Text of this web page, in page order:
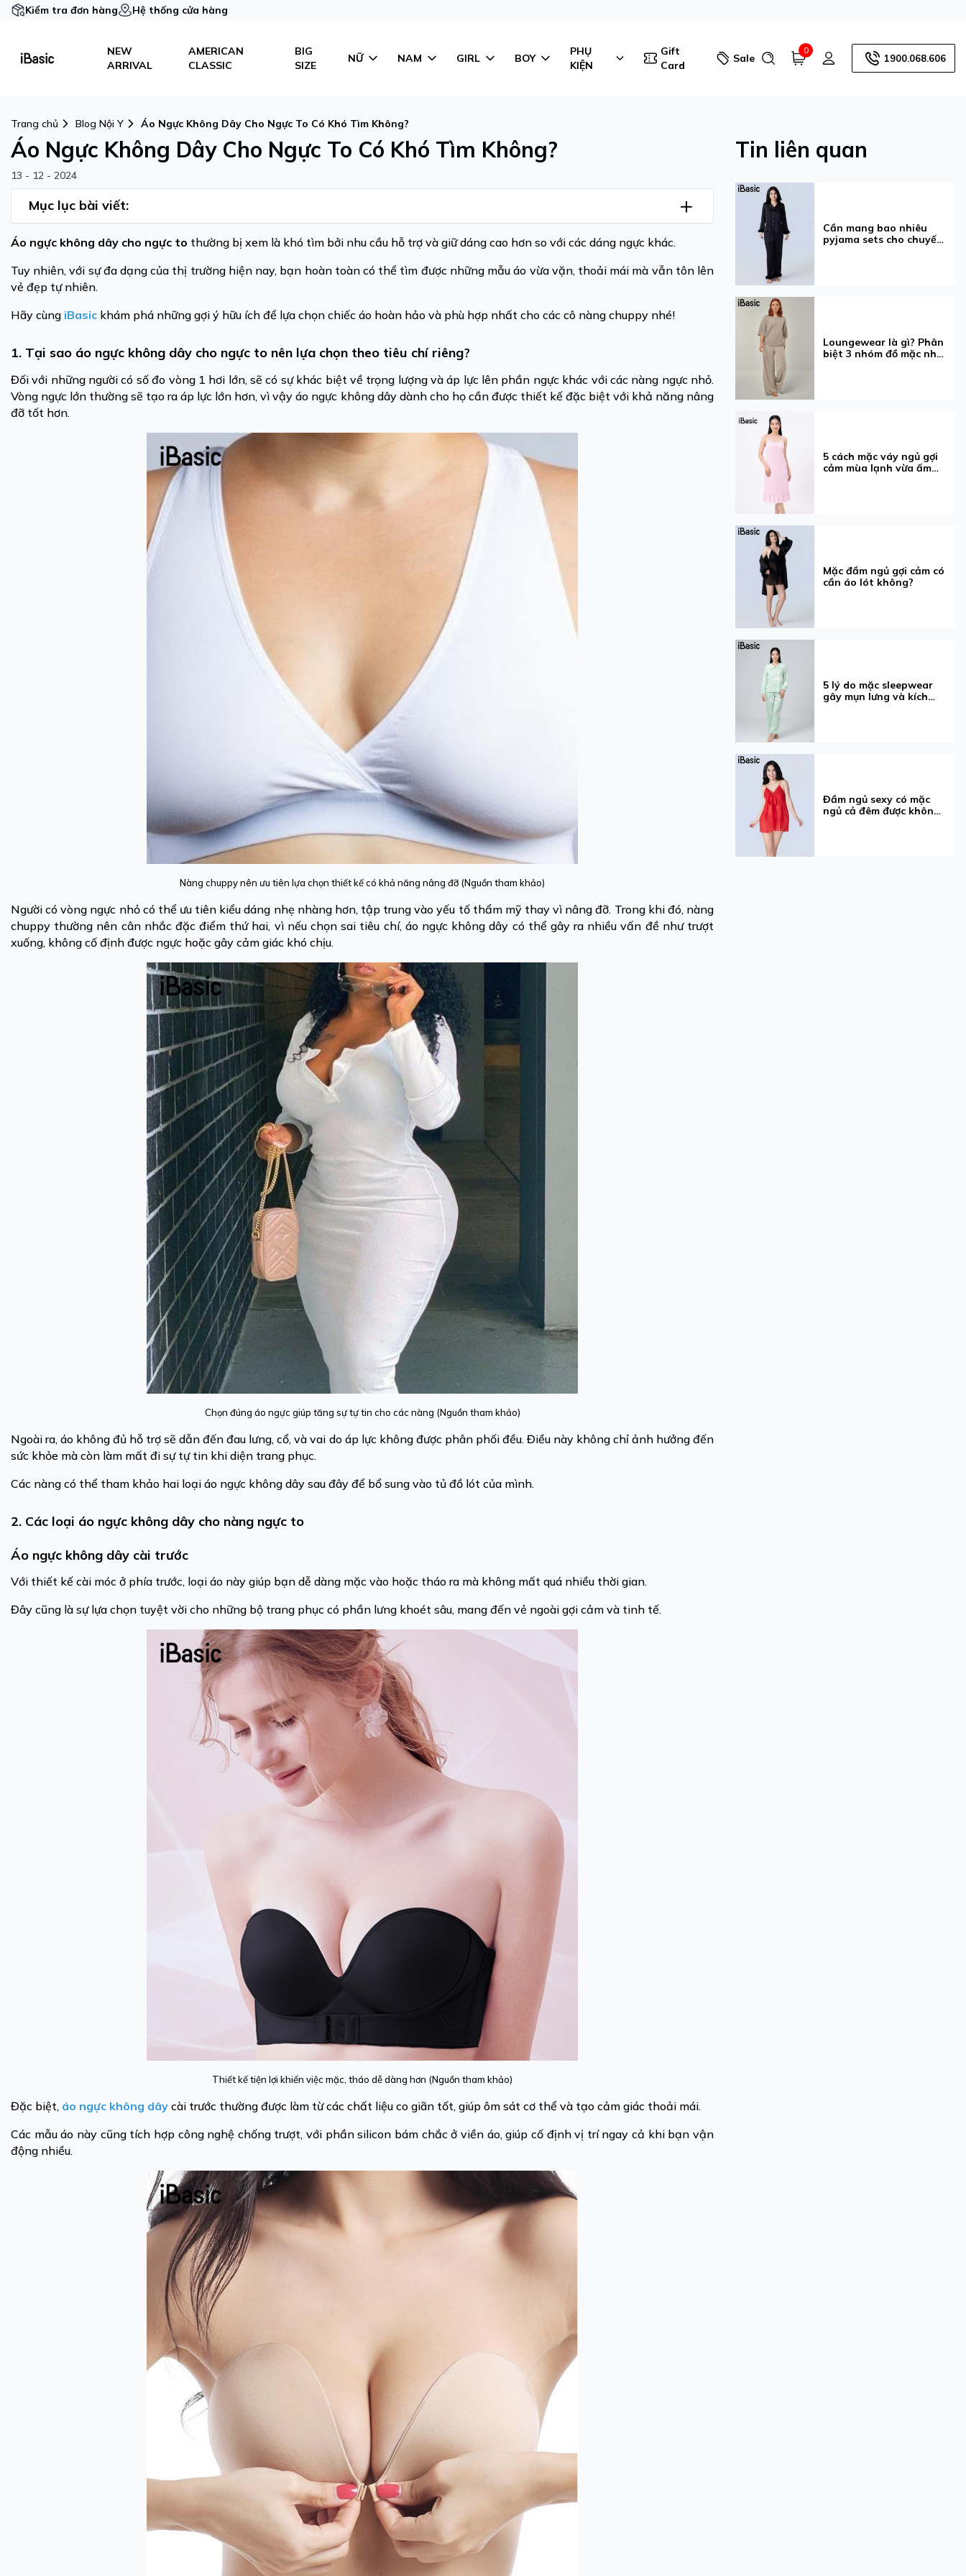
Kiểm tra đơn hàng Hệ thống cửa hàng
NEW
ARRIVAL
AMERICAN
CLASSIC
BIG
SIZE
NỮ NAM GIRL BOY
PHỤ
KIỆN
Gift
Card
Sale
0
1900.068.606
Trang chủ Blog Nội Y Áo Ngực Không Dây Cho Ngực To Có Khó Tìm Không?
Áo Ngực Không Dây Cho Ngực To Có Khó Tìm Không?
13 - 12 - 2024
Mục lục bài viết:
Áo ngực không dây cho ngực to thường bị xem là khó tìm bởi nhu cầu hỗ trợ và giữ dáng cao hơn so với các dáng ngực khác.
Tuy nhiên, với sự đa dạng của thị trường hiện nay, bạn hoàn toàn có thể tìm được những mẫu áo vừa vặn, thoải mái mà vẫn tôn lên
vẻ đẹp tự nhiên.
Hãy cùng iBasic khám phá những gợi ý hữu ích để lựa chọn chiếc áo hoàn hảo và phù hợp nhất cho các cô nàng chuppy nhé!
1. Tại sao áo ngực không dây cho ngực to nên lựa chọn theo tiêu chí riêng?
Đối với những người có số đo vòng 1 hơi lớn, sẽ có sự khác biệt về trọng lượng và áp lực lên phần ngực khác với các nàng ngực nhỏ.
Vòng ngực lớn thường sẽ tạo ra áp lực lớn hơn, vì vậy áo ngực không dây dành cho họ cần được thiết kế đặc biệt với khả năng nâng
đỡ tốt hơn.
Nàng chuppy nên ưu tiên lựa chọn thiết kế có khả năng nâng đỡ (Nguồn tham khảo)
Người có vòng ngực nhỏ có thể ưu tiên kiểu dáng nhẹ nhàng hơn, tập trung vào yếu tố thẩm mỹ thay vì nâng đỡ. Trong khi đó, nàng
chuppy thường nên cân nhắc đặc điểm thứ hai, vì nếu chọn sai tiêu chí, áo ngực không dây có thể gây ra nhiều vấn đề như trượt
xuống, không cố định được ngực hoặc gây cảm giác khó chịu.
Chọn đúng áo ngực giúp tăng sự tự tin cho các nàng (Nguồn tham khảo)
Ngoài ra, áo không đủ hỗ trợ sẽ dẫn đến đau lưng, cổ, và vai do áp lực không được phân phối đều. Điều này không chỉ ảnh hưởng đến
sức khỏe mà còn làm mất đi sự tự tin khi diện trang phục.
Các nàng có thể tham khảo hai loại áo ngực không dây sau đây để bổ sung vào tủ đồ lót của mình.
2. Các loại áo ngực không dây cho nàng ngực to
Áo ngực không dây cài trước
Với thiết kế cài móc ở phía trước, loại áo này giúp bạn dễ dàng mặc vào hoặc tháo ra mà không mất quá nhiều thời gian.
Đây cũng là sự lựa chọn tuyệt vời cho những bộ trang phục có phần lưng khoét sâu, mang đến vẻ ngoài gợi cảm và tinh tế.
Thiết kế tiện lợi khiến việc mặc, tháo dễ dàng hơn (Nguồn tham khảo)
Đặc biệt, áo ngực không dây cài trước thường được làm từ các chất liệu co giãn tốt, giúp ôm sát cơ thể và tạo cảm giác thoải mái.
Các mẫu áo này cũng tích hợp công nghệ chống trượt, với phần silicon bám chắc ở viền áo, giúp cố định vị trí ngay cả khi bạn vận
động nhiều.
Tin liên quan
Cần mang bao nhiêu
pyjama sets cho chuyến
Loungewear là gì? Phân
biệt 3 nhóm đồ mặc nhà
5 cách mặc váy ngủ gợi
cảm mùa lạnh vừa ấm
Mặc đầm ngủ gợi cảm có
cần áo lót không?
5 lý do mặc sleepwear
gây mụn lưng và kích
Đầm ngủ sexy có mặc
ngủ cả đêm được không?